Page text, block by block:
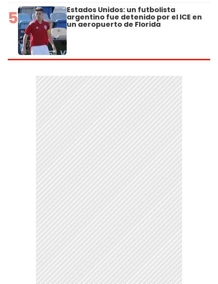
5 Estados Unidos: un futbolista
argentino fue detenido por el ICE en
un aeropuerto de Florida